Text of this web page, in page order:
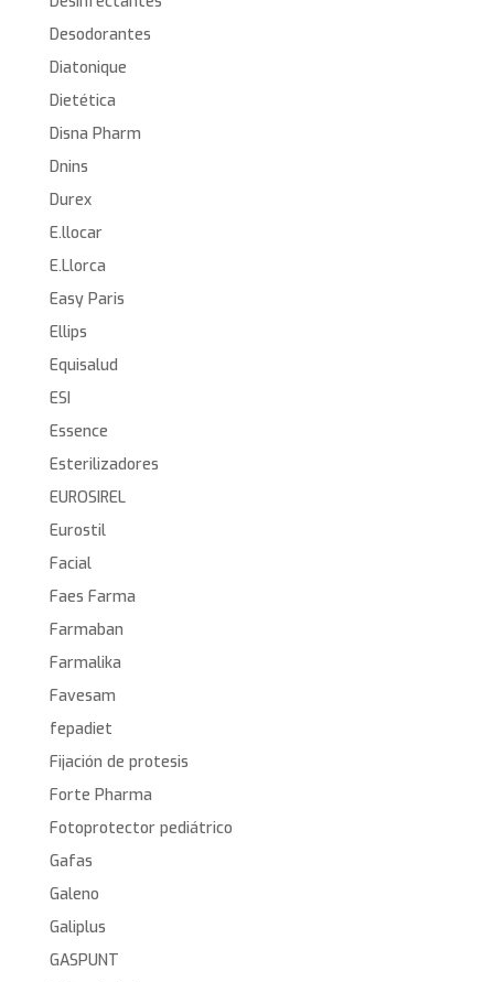
Desodorantes
Diatonique
Dietética
Disna Pharm
Dnins
Durex
E.llocar
E.Llorca
Easy Paris
Ellips
Equisalud
ESI
Essence
Esterilizadores
EUROSIREL
Eurostil
Facial
Faes Farma
Farmaban
Farmalika
Favesam
fepadiet
Fijación de protesis
Forte Pharma
Fotoprotector pediátrico
Gafas
Galeno
Galiplus
GASPUNT